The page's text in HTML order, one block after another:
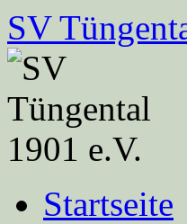
Zum
Inhalt
springen
SV
Startseite